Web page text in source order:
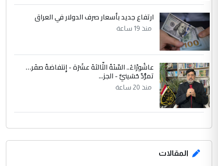
ارتفاع جديد بأسعار صرف الدولار في العراق
منذ 19 ساعة
عاشُورْاءُ.. السّنَةُ الثّالثةَ عشَرَة - إِنتفاضةُ صفَر…
تمرُّدٌ حُسَينيٌّ - الجز...
منذ 20 ساعة
المقالات